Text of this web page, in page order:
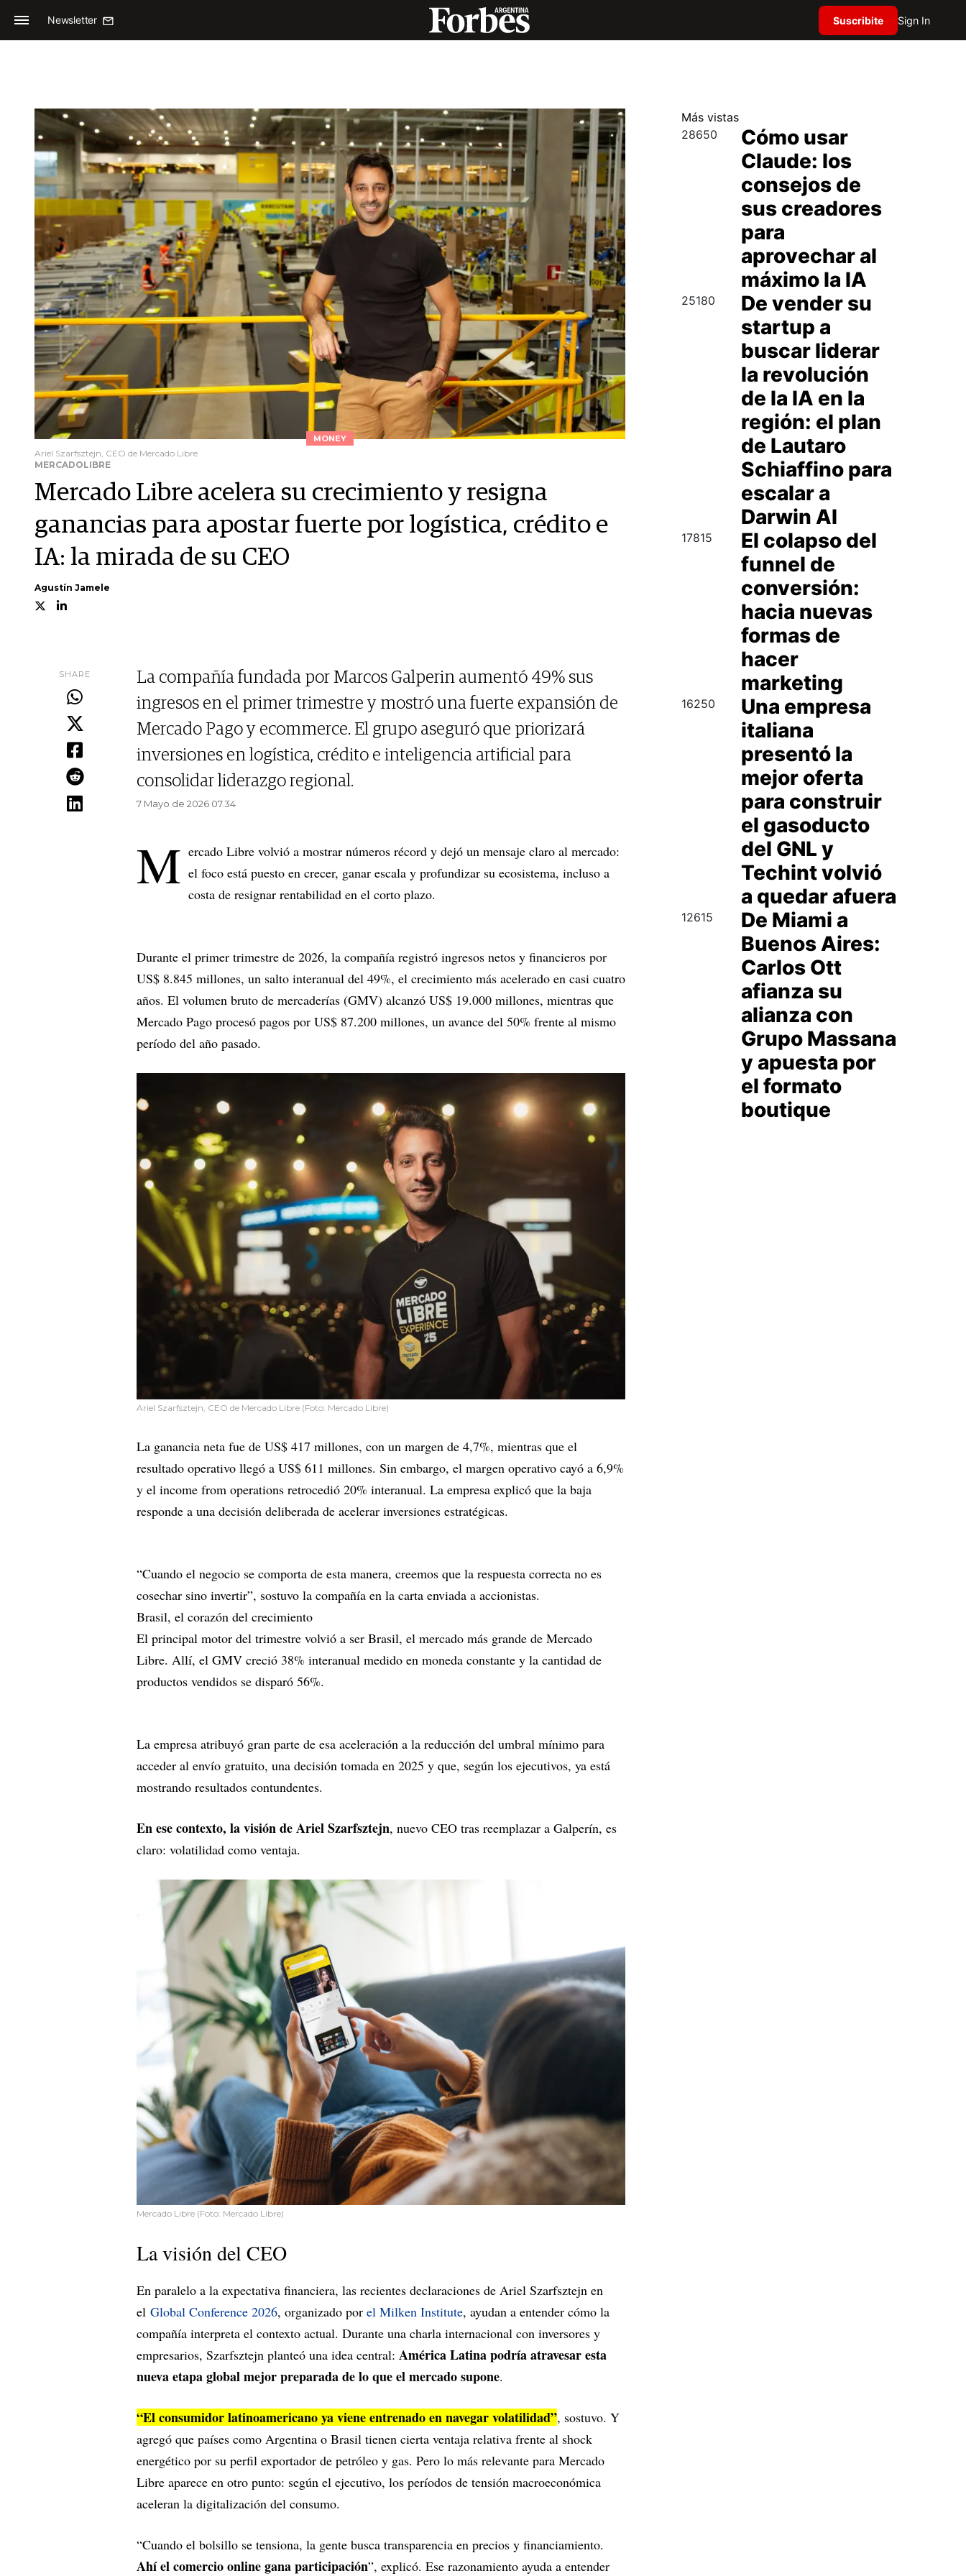
Newsletter Suscribite Sign In
MONEY
Ariel Szarfsztejn, CEO de Mercado Libre
MERCADOLIBRE
Mercado Libre acelera su crecimiento y resigna
ganancias para apostar fuerte por logística, crédito e
IA: la mirada de su CEO
Agustín Jamele
SHARE
La compañía fundada por Marcos Galperin aumentó 49% sus
ingresos en el primer trimestre y mostró una fuerte expansión de
Mercado Pago y ecommerce. El grupo aseguró que priorizará
inversiones en logística, crédito e inteligencia artificial para
consolidar liderazgo regional.
7 Mayo de 2026 07.34
M ercado Libre volvió a mostrar números récord y dejó un mensaje claro al mercado:
el foco está puesto en crecer, ganar escala y profundizar su ecosistema, incluso a
costa de resignar rentabilidad en el corto plazo.
Durante el primer trimestre de 2026, la compañía registró ingresos netos y financieros por
US$ 8.845 millones, un salto interanual del 49%, el crecimiento más acelerado en casi cuatro
años. El volumen bruto de mercaderías (GMV) alcanzó US$ 19.000 millones, mientras que
Mercado Pago procesó pagos por US$ 87.200 millones, un avance del 50% frente al mismo
período del año pasado.
Ariel Szarfsztejn, CEO de Mercado Libre (Foto: Mercado Libre)
La ganancia neta fue de US$ 417 millones, con un margen de 4,7%, mientras que el
resultado operativo llegó a US$ 611 millones. Sin embargo, el margen operativo cayó a 6,9%
y el income from operations retrocedió 20% interanual. La empresa explicó que la baja
responde a una decisión deliberada de acelerar inversiones estratégicas.
“Cuando el negocio se comporta de esta manera, creemos que la respuesta correcta no es
cosechar sino invertir”, sostuvo la compañía en la carta enviada a accionistas.
Brasil, el corazón del crecimiento
El principal motor del trimestre volvió a ser Brasil, el mercado más grande de Mercado
Libre. Allí, el GMV creció 38% interanual medido en moneda constante y la cantidad de
productos vendidos se disparó 56%.
La empresa atribuyó gran parte de esa aceleración a la reducción del umbral mínimo para
acceder al envío gratuito, una decisión tomada en 2025 y que, según los ejecutivos, ya está
mostrando resultados contundentes.
En ese contexto, la visión de Ariel Szarfsztejn, nuevo CEO tras reemplazar a Galperín, es
claro: volatilidad como ventaja.
Mercado Libre (Foto: Mercado Libre)
La visión del CEO
En paralelo a la expectativa financiera, las recientes declaraciones de Ariel Szarfsztejn en
el Global Conference 2026, organizado por el Milken Institute, ayudan a entender cómo la
compañía interpreta el contexto actual. Durante una charla internacional con inversores y
empresarios, Szarfsztejn planteó una idea central: América Latina podría atravesar esta
nueva etapa global mejor preparada de lo que el mercado supone.
“El consumidor latinoamericano ya viene entrenado en navegar volatilidad”, sostuvo. Y
agregó que países como Argentina o Brasil tienen cierta ventaja relativa frente al shock
energético por su perfil exportador de petróleo y gas. Pero lo más relevante para Mercado
Libre aparece en otro punto: según el ejecutivo, los períodos de tensión macroeconómica
aceleran la digitalización del consumo.
“Cuando el bolsillo se tensiona, la gente busca transparencia en precios y financiamiento.
Ahí el comercio online gana participación”, explicó. Ese razonamiento ayuda a entender
Más vistas
28650
Cómo usar
Claude: los
consejos de
sus creadores
para
aprovechar al
máximo la IA
25180
De vender su
startup a
buscar liderar
la revolución
de la IA en la
región: el plan
de Lautaro
Schiaffino para
escalar a
Darwin AI
17815
El colapso del
funnel de
conversión:
hacia nuevas
formas de
hacer
marketing
16250
Una empresa
italiana
presentó la
mejor oferta
para construir
el gasoducto
del GNL y
Techint volvió
a quedar afuera
12615
De Miami a
Buenos Aires:
Carlos Ott
afianza su
alianza con
Grupo Massana
y apuesta por
el formato
boutique